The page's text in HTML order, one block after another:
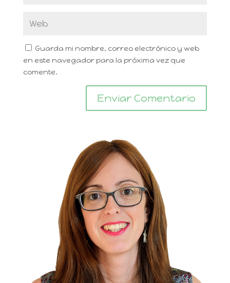
Guarda mi nombre, correo electrónico y web
en este navegador para la próxima vez que
comente.